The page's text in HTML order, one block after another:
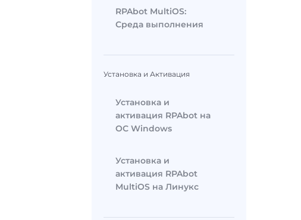
RPAbot MultiOS:
Среда выполнения
Установка и Активация
Установка и
активация RPAbot на
ОС Windows
Установка и
активация RPAbot
MultiOS на Линукс